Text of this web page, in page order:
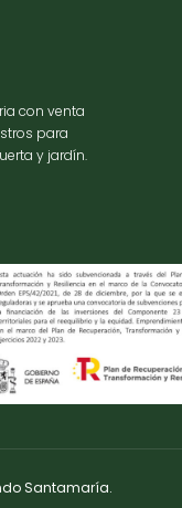
con venta
para
y jardín.
Santamaría.